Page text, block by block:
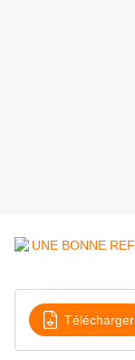
Télécharger